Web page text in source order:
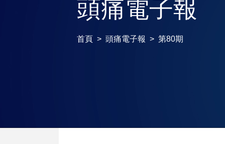
頭痛電子報
首頁 頭痛電子報 第80期